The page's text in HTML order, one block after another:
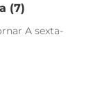
(7)
A sexta-